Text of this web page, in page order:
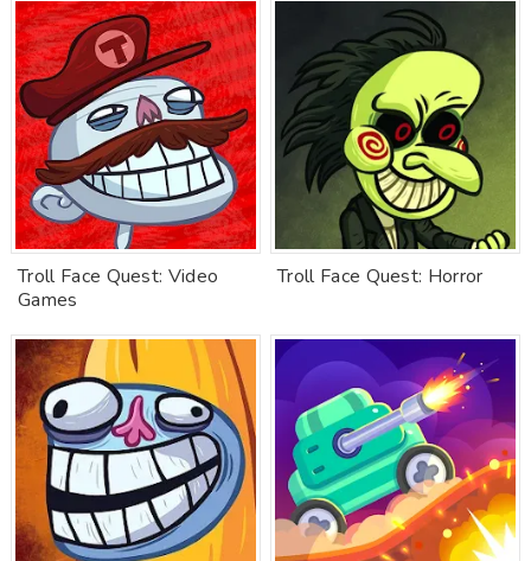
Troll Face Quest: Video
Games
Troll Face Quest: Horror